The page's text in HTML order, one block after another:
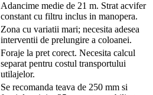
Adancime medie de 21 m. Strat acvifer
constant cu filtru inclus in manopera.
Zona cu variatii mari; necesita adesea
interventii de prelungire a coloanei.
Foraje la pret corect. Necesita calcul
separat pentru costul transportului
utilajelor.
Se recomanda teava de 250 mm si